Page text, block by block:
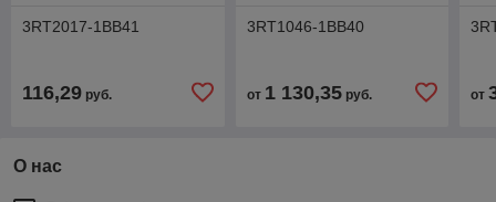
3RT2017-1BB41
116,29 руб.
3RT1046-1BB40
от 1 130,35руб. от
О нас